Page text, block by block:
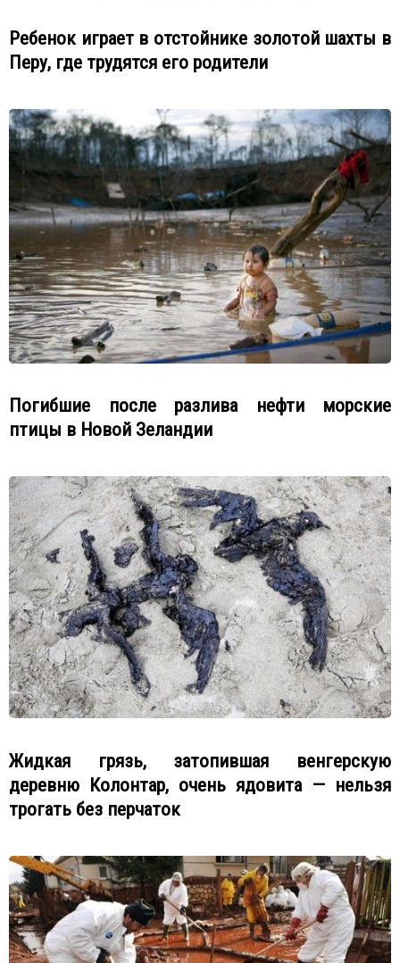
Ребенок играет в отстойнике золотой шахты в
Перу, где трудятся его родители
Погибшие после разлива нефти морские
птицы в Новой Зеландии
Жидкая грязь, затопившая венгерскую
деревню Колонтар, очень ядовита — нельзя
трогать без перчаток